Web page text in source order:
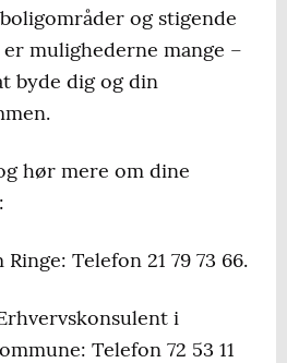
og stigende
mulighederne mange –
byde dig og din
hør mere om dine
Telefon 21 79 73 66.
i
Telefon 72 53 11